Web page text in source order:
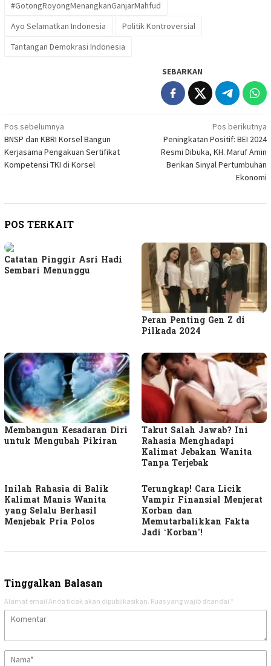
#GotongRoyongMenangkanGanjarMahfud
Ayo Selamatkan Indonesia
Politik Kontroversial
Tantangan Demokrasi Indonesia
SEBARKAN
Navigasi
pos
Pos sebelumnya
BNSP dan KBRI Korsel Bangun
Kerjasama Pengakuan Sertifikat
Kompetensi TKI di Korsel
Pos berikutnya
Peningkatan Positif: BEI 2024
Resmi Dibuka, KH. Maruf Amin
Berikan Sinyal Pertumbuhan
Ekonomi
POS TERKAIT
Catatan Pinggir Asri Hadi
Sembari Menunggu
Peran Penting Gen Z di
Pilkada 2024
Membangun Kesadaran Diri
untuk Mengubah Pikiran
Takut Salah Jawab? Ini
Rahasia Menghadapi
Kalimat Jebakan Wanita
Tanpa Terjebak
Inilah Rahasia di Balik
Kalimat Manis Wanita
yang Selalu Berhasil
Menjebak Pria Polos
Terungkap! Cara Licik
Vampir Finansial Menjerat
Korban dan
Memutarbalikkan Fakta
Jadi ‘Korban’!
Tinggalkan Balasan
Alamat email Anda tidak akan dipublikasikan. Ruas yang wajib ditandai *